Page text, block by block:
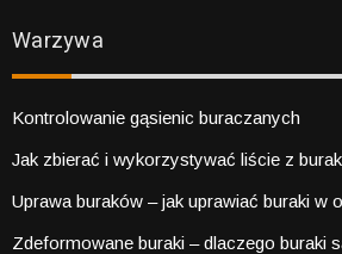
Warzywa
Kontrolowanie gąsienic buraczanych
Jak zbierać i wykorzystywać liście z
Uprawa buraków – jak uprawiać buraki w
Zdeformowane buraki – dlaczego buraki